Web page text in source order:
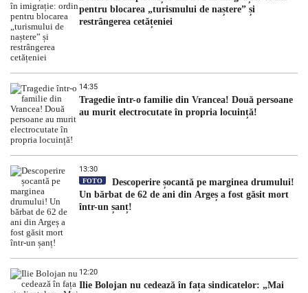
pentru blocarea „turismului de naștere” și
restrângerea cetățeniei
14:35
Tragedie într-o familie din Vrancea! Două persoane
au murit electrocutate în propria locuință!
13:30
FOTO
Descoperire șocantă pe marginea drumului!
Un bărbat de 62 de ani din Argeș a fost găsit mort
într-un șanț!
12:20
Ilie Bolojan nu cedează în fața sindicatelor: „Mai